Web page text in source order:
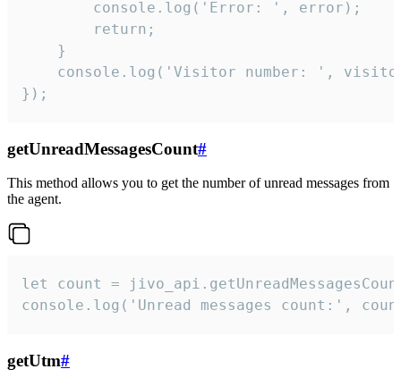
        console.log('Error: ', error);
        return;
    }
console.log('Visitor number: ',
});
getUnreadMessagesCount#
This method allows you to get the number of unread messages from
the agent.
let count =
console.log('Unread messages count:',
getUtm#